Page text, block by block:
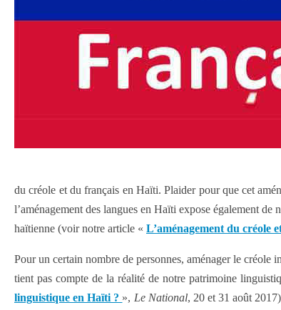
du créole et du français en Haïti. Plaider pour que cet
l’aménagement des langues en Haïti expose également
haïtienne (voir notre article « L’aménagement du créole
Pour un certain nombre de personnes, aménager le créole
tient pas compte de la réalité de notre patrimoine
linguistique en Haïti ? », Le National, 20 et 31 août